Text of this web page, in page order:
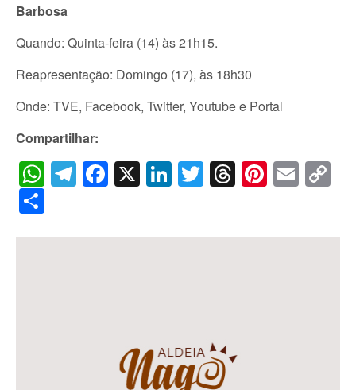
Barbosa
Quando: Quinta-feira (14) às 21h15.
Reapresentação: Domingo (17), às 18h30
Onde: TVE, Facebook, Twitter, Youtube e Portal
Compartilhar:
WhatsApp
Telegram
Facebook
X LinkedIn
Twitter
Threads